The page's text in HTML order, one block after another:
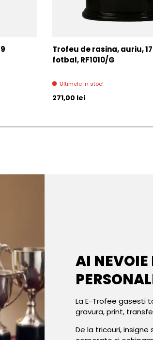
Trofeu de rasina, auriu,
fotbal, RF1010/G
Ultimele in stoc!
Pret initial
271,00 lei
AI NEVOIE
La E-Trofee gasesti
gravura, print,
De la tricouri,